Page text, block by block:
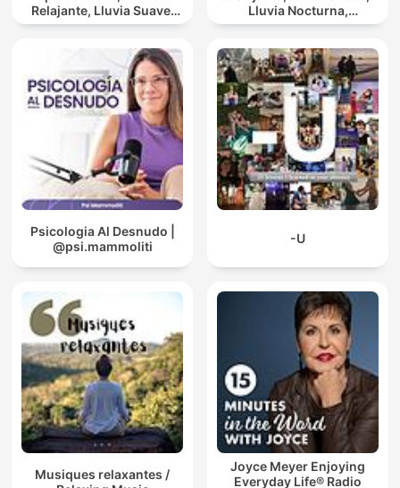
Relajante, Lluvia Suave,
Lluvia Para Calmar
Lluvia Nocturna,
Descanso Con Lluvia
Psicologia Al Desnudo |
@psi.mammoliti
-U
Musiques relaxantes /
Joyce Meyer Enjoying
Everyday Life® Radio